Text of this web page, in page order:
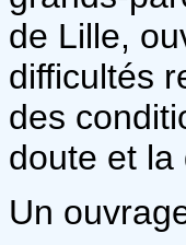
de Lille,
difficultés
des
doute et la
Un